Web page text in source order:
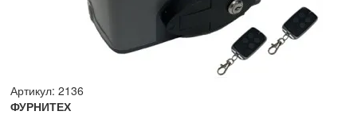
Артикул: 2136
ФУРНИТЕХ